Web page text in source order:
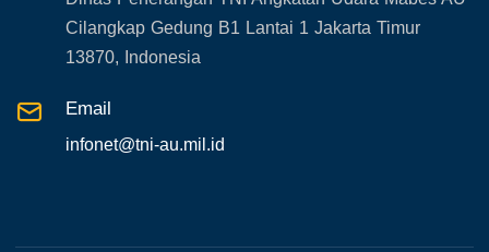
Cilangkap Gedung B1 Lantai 1 Jakarta Timur
13870, Indonesia
Email
infonet@tni-au.mil.id